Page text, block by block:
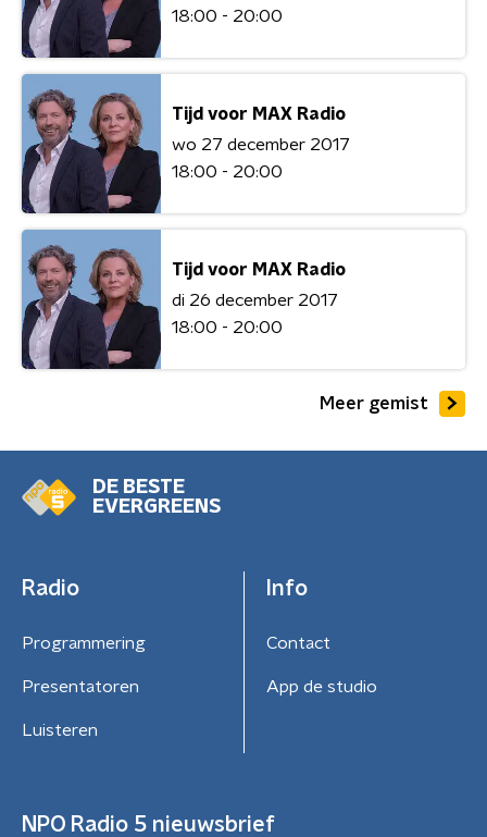
18:00 - 20:00
Tijd voor MAX Radio
wo 27 december 2017
18:00 - 20:00
Tijd voor MAX Radio
di 26 december 2017
18:00 - 20:00
Meer gemist
DE BESTE
EVERGREENS
Radio
Programmering
Presentatoren
Luisteren
Info
Contact
App de studio
NPO Radio 5 nieuwsbrief